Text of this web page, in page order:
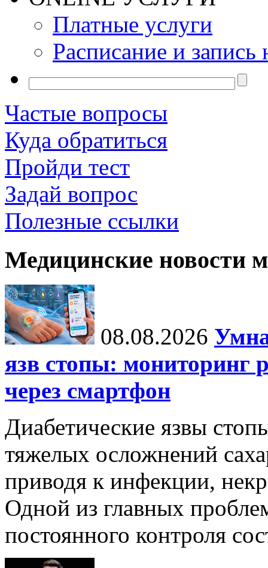
Платные услуги
Расписание и запись
Частые вопросы
Куда обратиться
Пройди тест
Задай вопрос
Полезные ссылки
Медицинские новости
08.08.2026
язв стопы: мониторинг
через смартфон
Диабетические язвы
тяжелых осложнений
приводя к инфекции,
Одной из главных
постоянного контроля